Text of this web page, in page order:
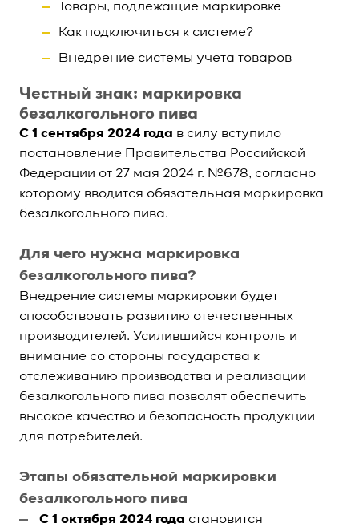
Товары, подлежащие маркировке
Как подключиться к системе?
Внедрение системы учета товаров
Честный знак: маркировка
безалкогольного пива
С 1 сентября 2024 года в силу вступило
постановление Правительства Российской
Федерации от 27 мая 2024 г. №678, согласно
которому вводится обязательная маркировка
безалкогольного пива.
Для чего нужна маркировка
безалкогольного пива?
Внедрение системы маркировки будет
способствовать развитию отечественных
производителей. Усилившийся контроль и
внимание со стороны государства к
отслеживанию производства и реализации
безалкогольного пива позволят обеспечить
высокое качество и безопасность продукции
для потребителей.
Этапы обязательной маркировки
безалкогольного пива
С 1 октября 2024 года становится